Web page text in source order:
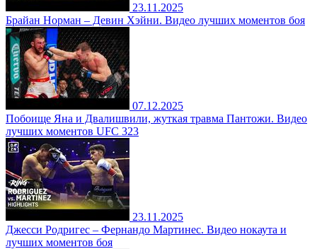
23.11.2025
Брайан Норман – Девин Хэйни. Видео лучших моментов боя
07.12.2025
Побоище Яна и Двалишвили, жуткая травма Пантожи. Видео
лучших моментов UFC 323
23.11.2025
Джесси Родригес – Фернандо Мартинес. Видео нокаута и
лучших моментов боя